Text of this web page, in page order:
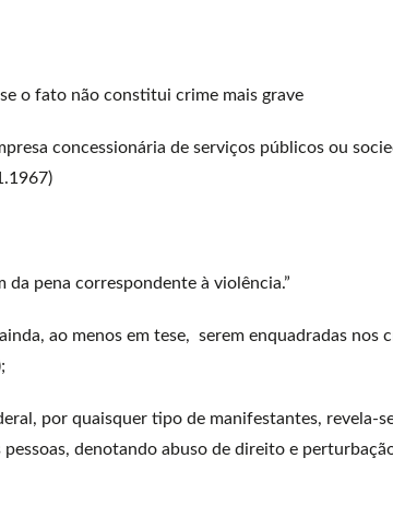
o fato não constitui crime mais grave
concessionária de serviços públicos ou
da pena correspondente à violência.”
ao menos em tese, serem enquadradas nos
por quaisquer tipo de manifestantes, revela-
denotando abuso de direito e